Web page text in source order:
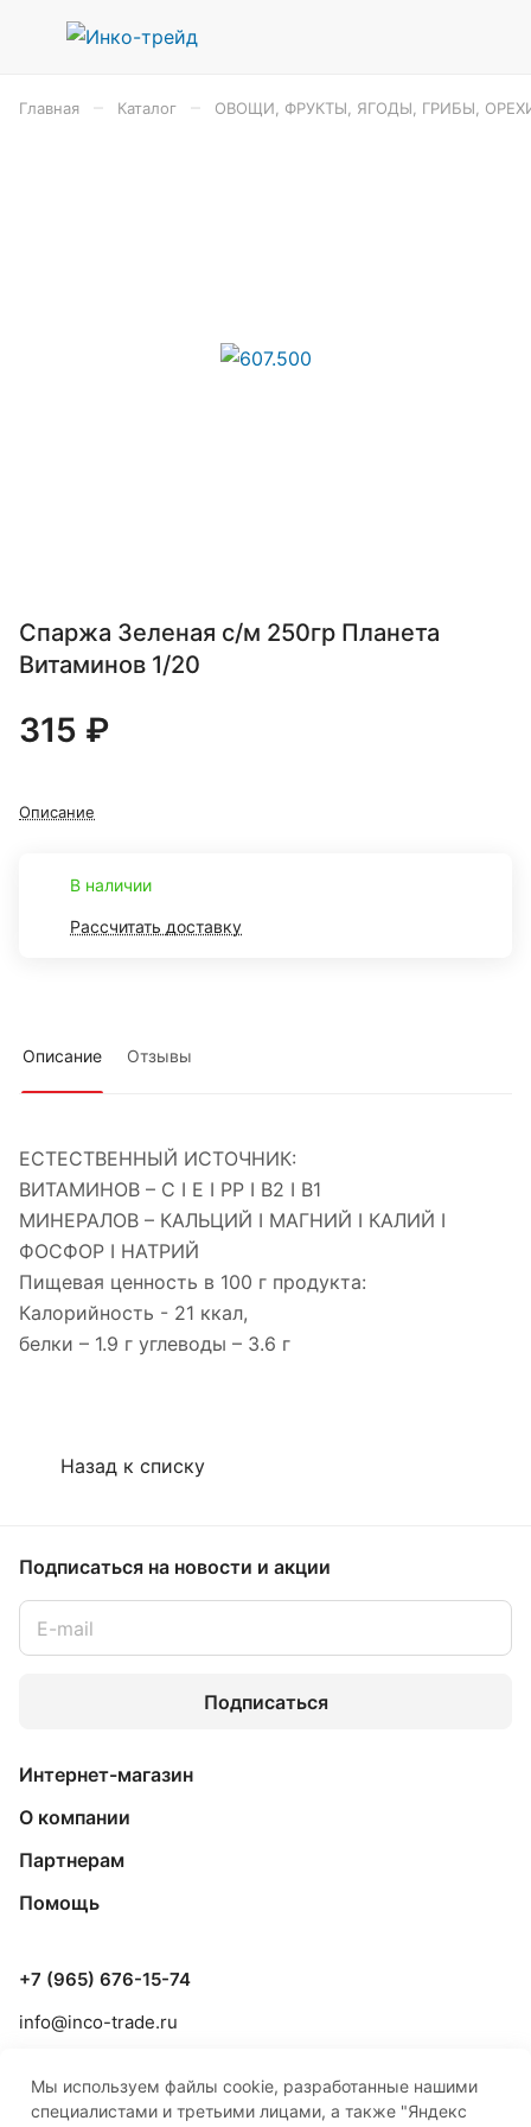
Главная Каталог ОВОЩИ, ФРУКТЫ, ЯГОДЫ, ГРИБЫ,
Спаржа Зеленая с/м 250гр Планета
Витаминов 1/20
315 ₽
Описание
В наличии
Рассчитать доставку
Описание Отзывы
ЕСТЕСТВЕННЫЙ ИСТОЧНИК:
ВИТАМИНОВ – С I E I PP I B2 I B1
МИНЕРАЛОВ – КАЛЬЦИЙ I МАГНИЙ I КАЛИЙ I
ФОСФОР I НАТРИЙ
Пищевая ценность в 100 г продукта:
Калорийность - 21 ккал,
белки – 1.9 г углеводы – 3.6 г
Назад к списку
Подписаться на новости и акции
Подписаться
Интернет-магазин
О компании
Партнерам
Помощь
+7 (965) 676-15-74
info@inco-trade.ru
Мы используем файлы cookie, разработанные нашими
специалистами и третьими лицами, а также "Яндекс